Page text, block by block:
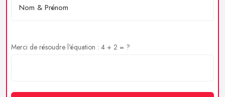
Merci de résoudre l'équation : 4 + 2 = ?